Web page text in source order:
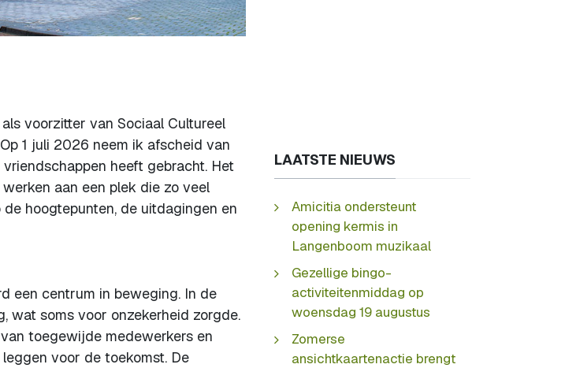
voorzitter van Sociaal Cultureel
1 juli 2026 neem ik afscheid van
heeft gebracht. Het
aan een plek die zo veel
hoogtepunten, de uitdagingen en
een centrum in beweging. In de
wat soms voor onzekerheid zorgde.
toegewijde medewerkers en
voor de toekomst. De
LAATSTE NIEUWS
Amicitia ondersteunt
opening kermis in
Langenboom muzikaal
Gezellige bingo-
activiteitenmiddag op
woensdag 19 augustus
Zomerse
ansichtkaartenactie brengt